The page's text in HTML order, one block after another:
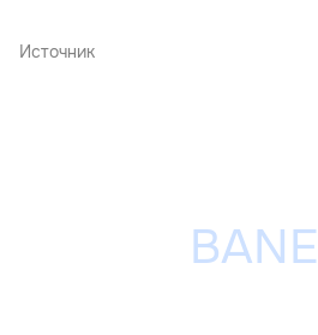
Источник